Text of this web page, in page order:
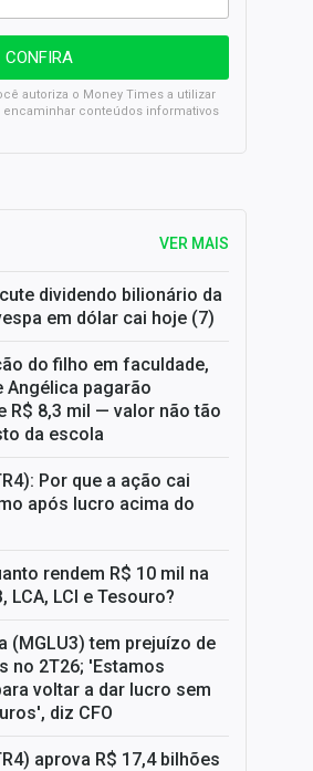
autoriza o Money Times a utilizar
conteúdos informativos
SELIC em 14%: A repercussão da decisão sobre os JUROS
VER MAIS
dividendo bilionário da
em dólar cai hoje (7)
do filho em faculdade,
Angélica pagarão
R$ 8,3 mil — valor não tão
da escola
Por que a ação cai
após lucro acima do
rendem R$ 10 mil na
LCA, LCI e Tesouro?
(MGLU3) tem prejuízo de
no 2T26; 'Estamos
voltar a dar lucro sem
diz CFO
aprova R$ 17,4 bilhões